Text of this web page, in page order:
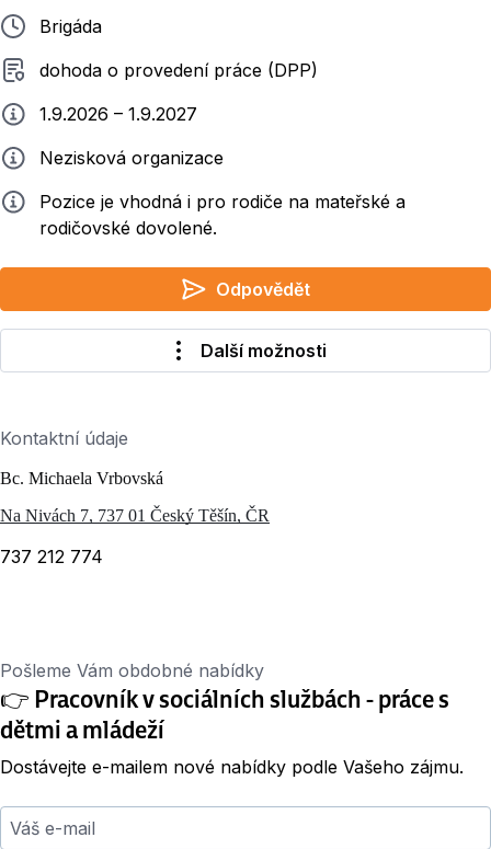
Typ pracovního poměru
Brigáda
Typ smluvního vztahu
dohoda o provedení práce (DPP)
Typ práce1.9.2026 – 1.9.2027
ZadavatelNezisková organizace
Info
Pozice je vhodná i pro rodiče na mateřské a
rodičovské dovolené.
Odpovědět
Další možnosti
Kontaktní údaje
Bc. Michaela Vrbovská
Na Nivách 7, 737 01 Český Těšín, ČR
737 212 774
Pošleme Vám obdobné nabídky
👉 Pracovník v sociálních službách - práce s
dětmi a mládeží
Dostávejte e-mailem nové nabídky podle Vašeho zájmu.
Váš e-mail